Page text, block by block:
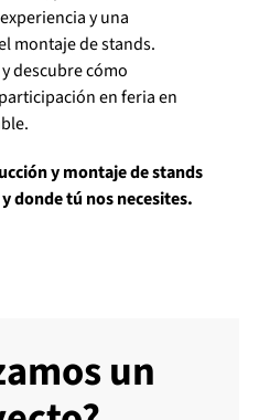
y una
montaje de stands.
descubre cómo
en feria en
y montaje de stands
donde tú nos necesites.
un